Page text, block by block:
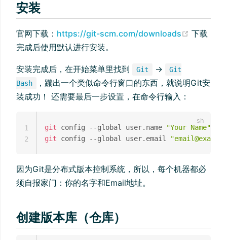
安装
官网下载： https://git-scm.com/downloads
下载
完成后使用默认进行安装。
安装完成后，在开始菜单里找到 Git ->
Git
Bash
，蹦出一个类似命令行窗口的东西，就说明Git安
装成功！ 还需要最后一步设置，在命令行输入：
git config --global user.name
"Your Name"
git config --global user.email
1
2
因为Git是分布式版本控制系统，所以，每个机器都必
须自报家门：你的名字和Email地址。
创建版本库（仓库）